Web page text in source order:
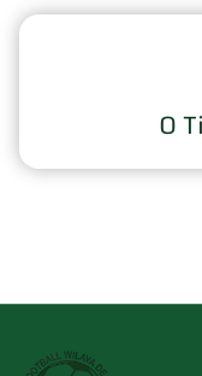
O